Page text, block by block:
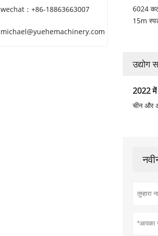
6024
15m
उद्योग
2022 में
चीन और
wechat：+86-18863663007
michael@yuehemachinery.com